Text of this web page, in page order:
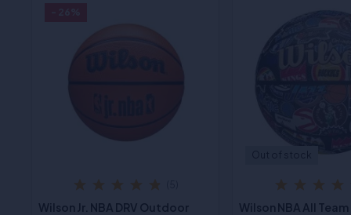
Wilson Jr. NBA DRV Outdoor
Wilson NBA All